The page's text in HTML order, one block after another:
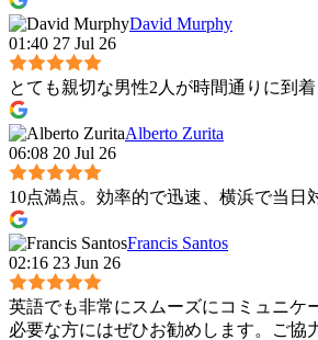
David Murphy
01:40 27 Jul 26
とても親切な男性2人が時間通りに到
Alberto Zurita
06:08 20 Jul 26
10点満点。効率的で迅速、横浜で当
Francis Santos
02:16 23 Jun 26
英語でも非常にスムーズにコミュニケ
必要な方にはぜひお勧めします。ご協